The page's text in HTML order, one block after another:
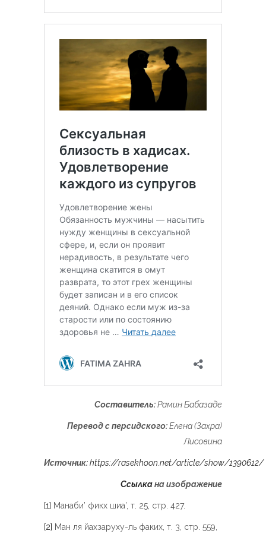
Составитель:Рамин Бабазаде
Перевод с персидского:Елена (Захра)
Лисовина
Источник:https://rasekhoon.net/article/show/1390612/
Ссылкана изображение
[1] Манаби’ фикх шиа’, т. 25, стр. 427.
[2] Ман ля йахзаруху-ль факих, т. 3, стр. 559,